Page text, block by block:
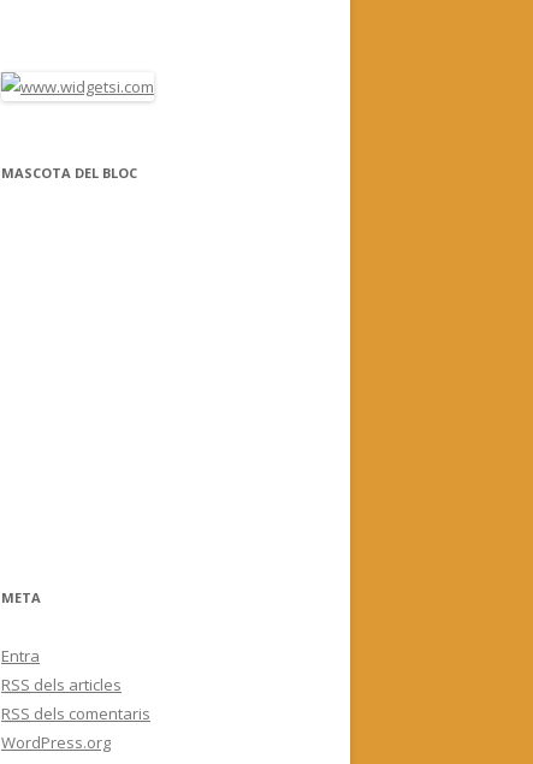
MASCOTA DEL BLOC
META
Entra
RSS dels articles
RSS dels comentaris
WordPress.org